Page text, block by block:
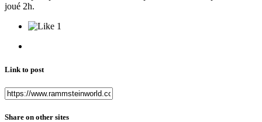
joué 2h.
1
Link to post
Share on other sites